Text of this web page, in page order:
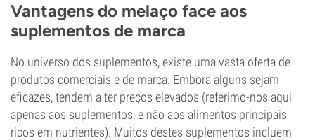
Vantagens do melaço face aos
suplementos de marca
No universo dos suplementos, existe uma vasta oferta de
produtos comerciais e de marca. Embora alguns sejam
eficazes, tendem a ter preços elevados (referimo-nos aqui
apenas aos suplementos, e não aos alimentos principais
ricos em nutrientes). Muitos destes suplementos incluem